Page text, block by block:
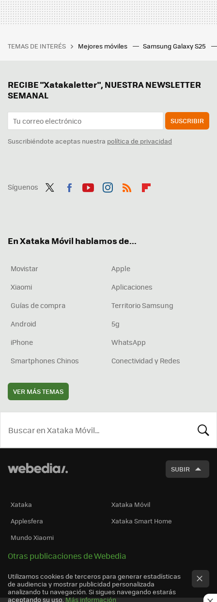
TEMAS DE INTERÉS Mejores móviles Samsung Galaxy S25
RECIBE "Xatakaletter", NUESTRA NEWSLETTER
SEMANAL
SUSCRIBIR
Suscribiéndote aceptas nuestra política de privacidad
Síguenos
En Xataka Móvil hablamos de...
Movistar
Apple
Xiaomi
Aplicaciones
Guías de compra
Territorio Samsung
Android
5g
iPhone
WhatsApp
Smartphones Chinos
Conectividad y Redes
VER MÁS TEMAS
SUBIR
Xataka
Xataka Móvil
Applesfera
Xataka Smart Home
Mundo Xiaomi
Otras publicaciones de Webedia
Utilizamos cookies de terceros para generar estadísticas
de audiencia y mostrar publicidad personalizada
analizando tu navegación. Si sigues navegando estarás
aceptando su uso. Más información